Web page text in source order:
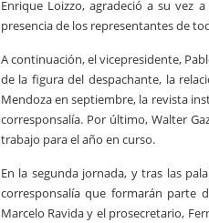
Enrique Loizzo, agradeció a su vez
presencia de los representantes de
A continuación, el vicepresidente,
de la figura del despachante, la
Mendoza en septiembre, la revista
corresponsalía. Por último, Walter
trabajo para el año en curso.
En la segunda jornada, y tras las
corresponsalía que formarán parte
Marcelo Ravida y el prosecretario,